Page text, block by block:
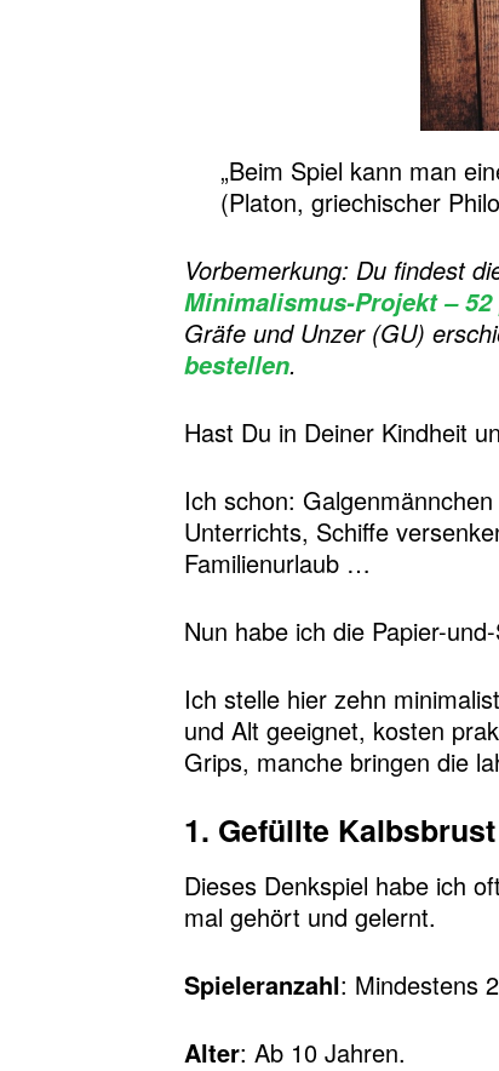
„Beim Spiel kann man
(Platon, griechischer
Vorbemerkung: Du findest
Minimalismus-Projekt –
Gräfe und Unzer (GU)
bestellen.
Hast Du in Deiner Kindheit
Ich schon:
Unterrichts, Schiffe
Familienurlaub …
Nun habe ich die Papier-
Ich stelle hier zehn
und Alt geeignet, kosten
Grips, manche bringen die
1. Gefüllte Kalbsbrust
Dieses Denkspiel habe ich
mal gehört und gelernt.
Spieleranzahl: Mindestens
Alter: Ab 10 Jahren.